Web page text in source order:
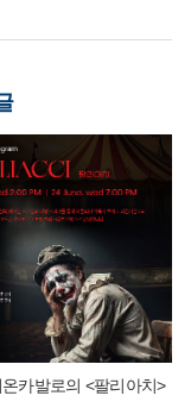
카발로의 <팔리아치>